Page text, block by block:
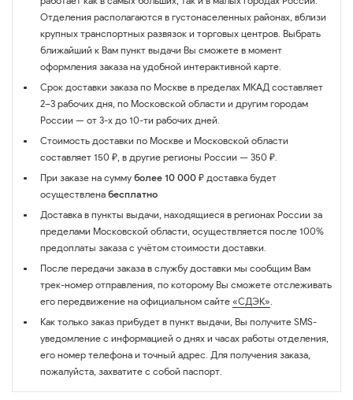
Отделения располагаются в густонаселенных районах, вблизи
крупных транспортных развязок и торговых центров. Выбрать
ближайший к Вам пункт выдачи Вы сможете в момент
оформления заказа на удобной интерактивной карте.
Срок доставки заказа по Москве в пределах МКАД составляет
2–3 рабочих дня, по Московской области и другим городам
России — от 3-х до 10-ти рабочих дней.
Стоимость доставки по Москве и Московской области
составляет 150 ₽, в другие регионы России — 350 ₽.
При заказе на сумму более 10 000 ₽ доставка будет
осуществлена бесплатно
Доставка в пункты выдачи, находящиеся в регионах России за
пределами Московской области, осуществляется после 100%
предоплаты заказа с учётом стоимости доставки.
После передачи заказа в службу доставки мы сообщим Вам
трек-номер отправления, по которому Вы сможете отслеживать
его передвижение на официальном сайте «СДЭК».
Как только заказ прибудет в пункт выдачи, Вы получите SMS-
уведомление с информацией о днях и часах работы отделения,
его номер телефона и точный адрес. Для получения заказа,
пожалуйста, захватите с собой паспорт.